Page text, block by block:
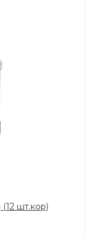
шт.кор)